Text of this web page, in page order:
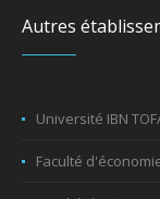
Autres
Université IBN
Faculté